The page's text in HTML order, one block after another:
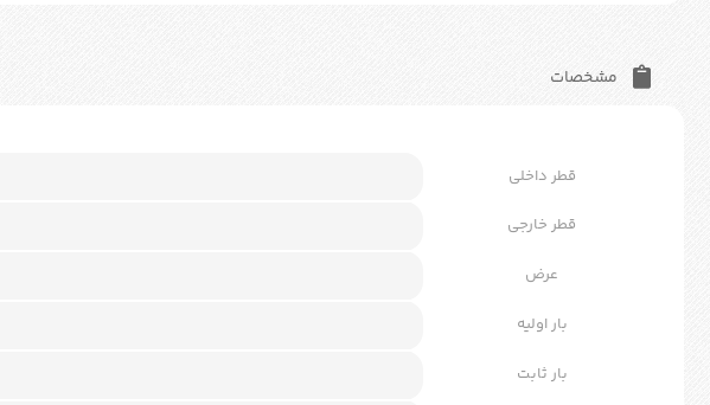
مشخصات
قطر داخلی
قطر خارجی
عرض
بار اولیه
بار ثابت